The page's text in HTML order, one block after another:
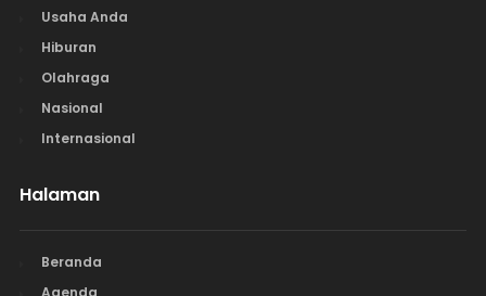
Usaha Anda
Hiburan
Olahraga
Nasional
Internasional
Halaman
Beranda
Agenda